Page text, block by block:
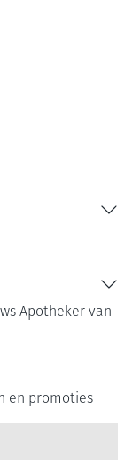
Apotheker van
en promoties